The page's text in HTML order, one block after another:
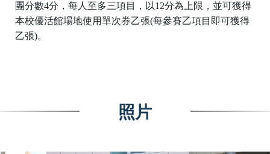
團分數4分，每人至多三項目，以12分為上限，並可獲得
本校優活館場地使用單次券乙張(每參賽乙項目即可獲得
乙張)。
照片